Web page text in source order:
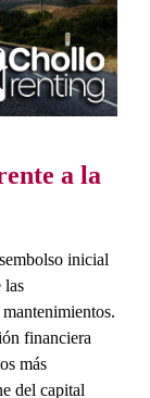
a la
inicial
las
financiera
más
del capital